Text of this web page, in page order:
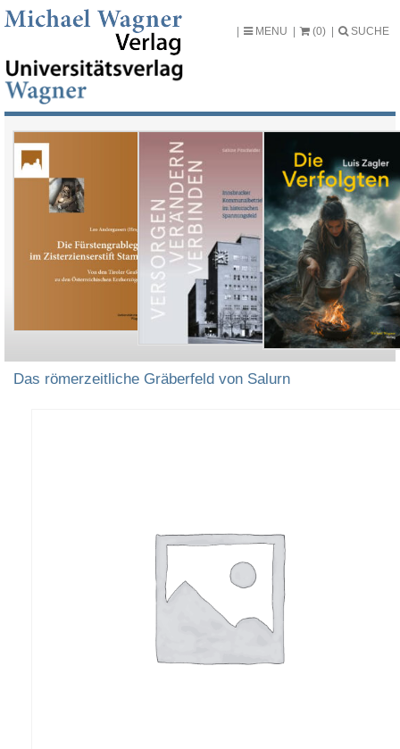
MENU (0) SUCHE
Das römerzeitliche Gräberfeld von Salurn